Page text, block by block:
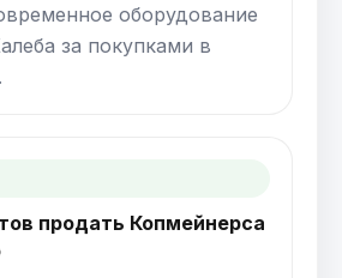
оборудование
за покупками в
продать Копмейнерса